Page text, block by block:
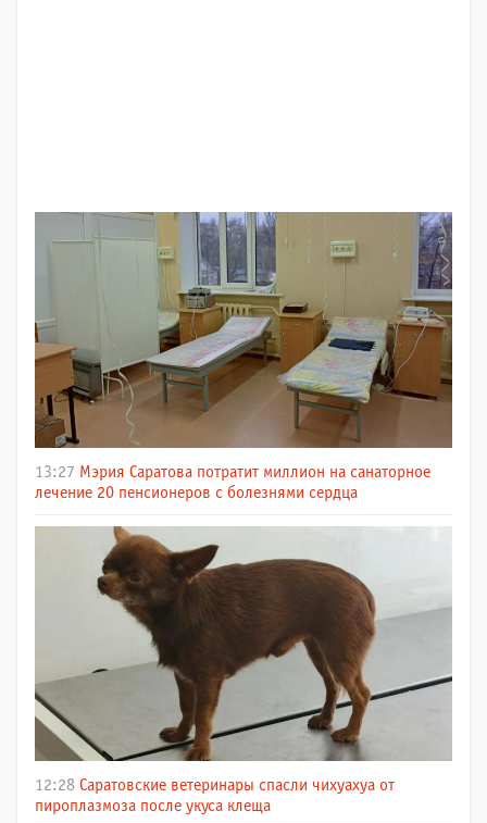
13:27 Мэрия Саратова потратит миллион на санаторное
лечение 20 пенсионеров с болезнями сердца
12:28 Саратовские ветеринары спасли чихуахуа от
пироплазмоза после укуса клеща